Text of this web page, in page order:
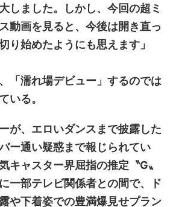
しました。しかし、今回の超ミ
動画を見ると、今後は開き直っ
り始めたようにも思えます」
「濡れ場デビュー」するのでは
いる。
が、エロいダンスまで披露した
ー通い疑惑まで報じられてい
キャスター界屈指の推定〝G〟
一部テレビ関係者との間で、ド
や下着姿での豊満爆見せプラン